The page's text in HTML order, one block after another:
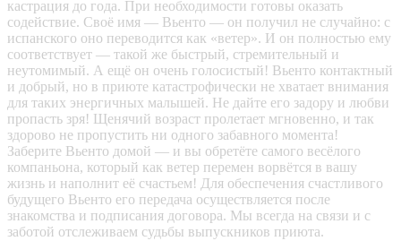
кастрация до года. При необходимости готовы оказать
содействие. Своё имя — Вьенто — он получил не случайно: с
испанского оно переводится как «ветер». И он полностью ему
соответствует — такой же быстрый, стремительный и
неутомимый. А ещё он очень голосистый! Вьенто контактный
и добрый, но в приюте катастрофически не хватает внимания
для таких энергичных малышей. Не дайте его задору и любви
пропасть зря! Щенячий возраст пролетает мгновенно, и так
здорово не пропустить ни одного забавного момента!
Заберите Вьенто домой — и вы обретёте самого весёлого
компаньона, который как ветер перемен ворвётся в вашу
жизнь и наполнит её счастьем! Для обеспечения счастливого
будущего Вьенто его передача осуществляется после
знакомства и подписания договора. Мы всегда на связи и с
заботой отслеживаем судьбы выпускников приюта.